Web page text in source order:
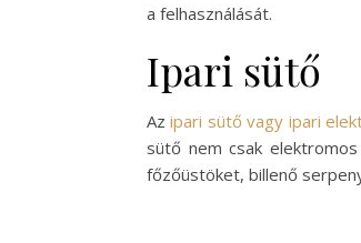
a felhasználását.
Ipari sütő
Azipari sütő vagy ipari
sütő nem csak
főzőüstöket, billenő